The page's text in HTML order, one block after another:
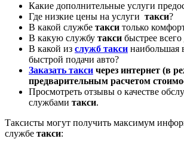
Какие дополнительные услуги
Где низкие цены на услуги такси?
В какой службе такси только
В какую службу такси быстрее
В какой из служб такси наибольшая
быстрой подачи авто?
Заказать такси через интернет (в
предварительным расчетом
Просмотреть отзывы о качестве
службами такси.
Таксисты могут получить максимум
службе такси: